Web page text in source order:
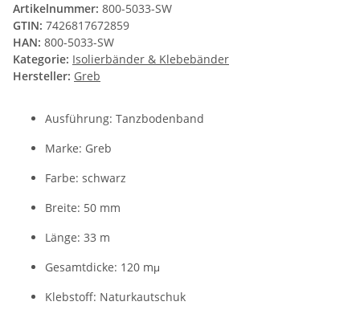
Artikelnummer: 800-5033-SW
GTIN: 7426817672859
HAN: 800-5033-SW
Kategorie: Isolierbänder & Klebebänder
Hersteller: Greb
Ausführung: Tanzbodenband
Marke: Greb
Farbe: schwarz
Breite: 50 mm
Länge: 33 m
Gesamtdicke: 120 mµ
Klebstoff: Naturkautschuk